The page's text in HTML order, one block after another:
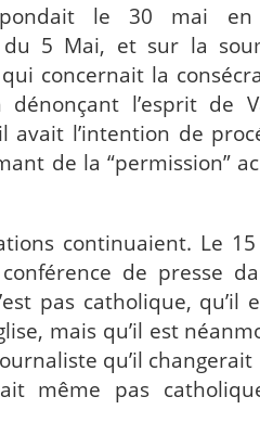
le 30 mai
du 5 Mai, et sur la
qui concernait la
dénonçant l’esprit de
avait l’intention de
de la “permission”
continuaient. Le
de presse
pas catholique,
mais qu’il est
qu’il changerait
même pas